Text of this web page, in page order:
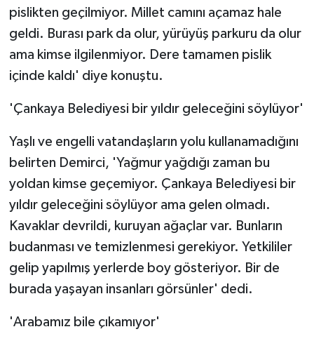
pislikten geçilmiyor. Millet camını açamaz hale
geldi. Burası park da olur, yürüyüş parkuru da olur
ama kimse ilgilenmiyor. Dere tamamen pislik
içinde kaldı' diye konuştu.
'Çankaya Belediyesi bir yıldır geleceğini söylüyor'
Yaşlı ve engelli vatandaşların yolu kullanamadığını
belirten Demirci, 'Yağmur yağdığı zaman bu
yoldan kimse geçemiyor. Çankaya Belediyesi bir
yıldır geleceğini söylüyor ama gelen olmadı.
Kavaklar devrildi, kuruyan ağaçlar var. Bunların
budanması ve temizlenmesi gerekiyor. Yetkililer
gelip yapılmış yerlerde boy gösteriyor. Bir de
burada yaşayan insanları görsünler' dedi.
'Arabamız bile çıkamıyor'